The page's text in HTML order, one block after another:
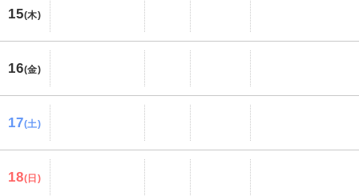
15(木)
16(金)
17(土)
18(日)